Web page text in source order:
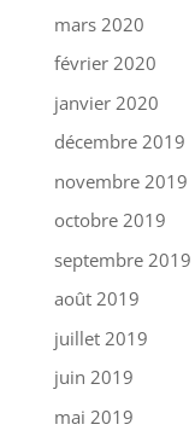
mars 2020
février 2020
janvier 2020
décembre 2019
novembre 2019
octobre 2019
septembre 2019
août 2019
juillet 2019
juin 2019
mai 2019